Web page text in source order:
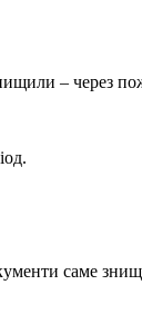
– через
саме